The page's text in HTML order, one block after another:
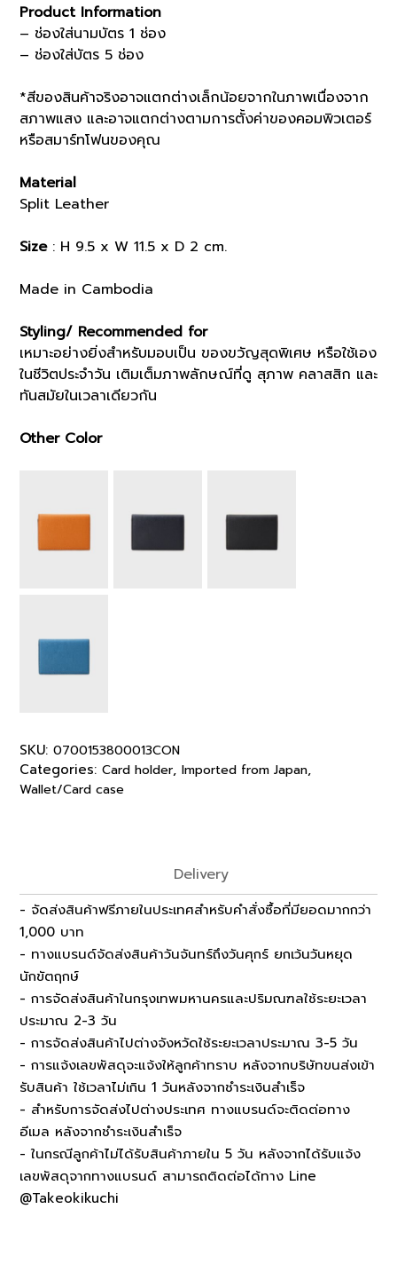
Product Information
– ช่องใส่นามบัตร 1 ช่อง
– ช่องใส่บัตร 5 ช่อง
*สีของสินค้าจริงอาจแตกต่างเล็กน้อยจากในภาพเนื่องจาก
สภาพแสง และอาจแตกต่างตามการตั้งค่าของคอมพิวเตอร์
หรือสมาร์ทโฟนของคุณ
Material
Split Leather
Size: H 9.5 x W 11.5 x D 2 cm.
Made in Cambodia
Styling/ Recommended for
เหมาะอย่างยิ่งสำหรับมอบเป็น ของขวัญสุดพิเศษ หรือใช้เอง
ในชีวิตประจำวัน เติมเต็มภาพลักษณ์ที่ดู สุภาพ คลาสสิก และ
ทันสมัยในเวลาเดียวกัน
Other Color
SKU: 0700153800013CON
Categories: Card holder, Imported from Japan,
Wallet/Card case
Delivery
- จัดส่งสินค้าฟรีภายในประเทศสำหรับคำสั่งซื้อที่มียอดมากกว่า
1,000 บาท
- ทางแบรนด์จัดส่งสินค้าวันจันทร์ถึงวันศุกร์ ยกเว้นวันหยุด
นักขัตฤกษ์
- การจัดส่งสินค้าในกรุงเทพมหานครและปริมณฑลใช้ระยะเวลา
ประมาณ 2-3 วัน
- การจัดส่งสินค้าไปต่างจังหวัดใช้ระยะเวลาประมาณ 3-5 วัน
- การแจ้งเลขพัสดุจะแจ้งให้ลูกค้าทราบ หลังจากบริษัทขนส่งเข้า
รับสินค้า ใช้เวลาไม่เกิน 1 วันหลังจากชำระเงินสำเร็จ
- สำหรับการจัดส่งไปต่างประเทศ ทางแบรนด์จะติดต่อทาง
อีเมล หลังจากชำระเงินสำเร็จ
- ในกรณีลูกค้าไม่ได้รับสินค้าภายใน 5 วัน หลังจากได้รับแจ้ง
เลขพัสดุจากทางแบรนด์ สามารถติดต่อได้ทาง Line
@Takeokikuchi